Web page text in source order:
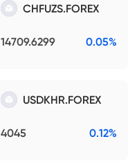
CHFUZS.FOREX
14709.6299 0.05%
USDKHR.FOREX
4045 0.12%